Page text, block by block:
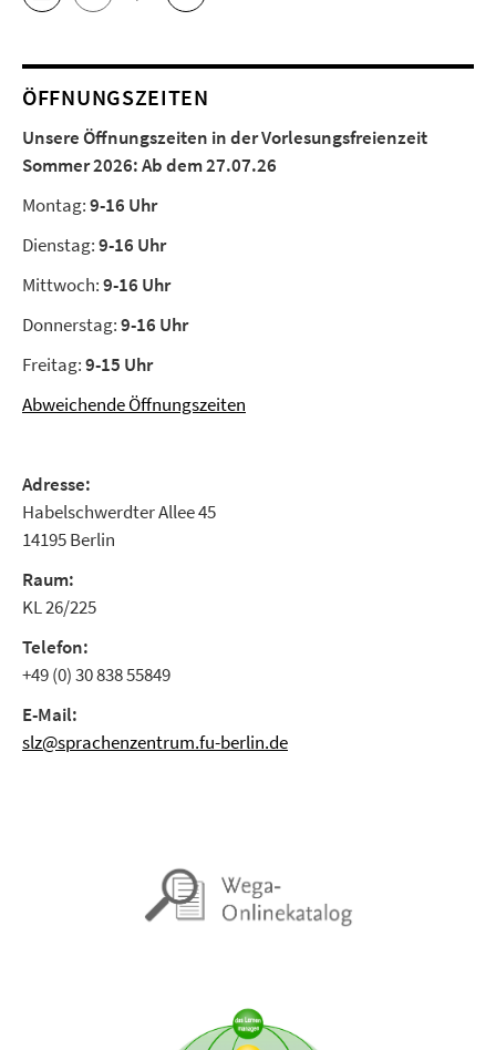
ÖFFNUNGSZEITEN
Unsere Öffnungszeiten in der Vorlesungsfreienzeit
Sommer 2026:Ab dem 27.07.26
Montag:9-16 Uhr
Dienstag:9-16 Uhr
Mittwoch:9-16 Uhr
Donnerstag:9-16 Uhr
Freitag:9-15 Uhr
Abweichende Öffnungszeiten
Adresse:
Habelschwerdter Allee 45
14195 Berlin
Raum:
KL 26/225
Telefon:
+49 (0) 30 838 55849
E-Mail:
slz@sprachenzentrum.fu-berlin.de